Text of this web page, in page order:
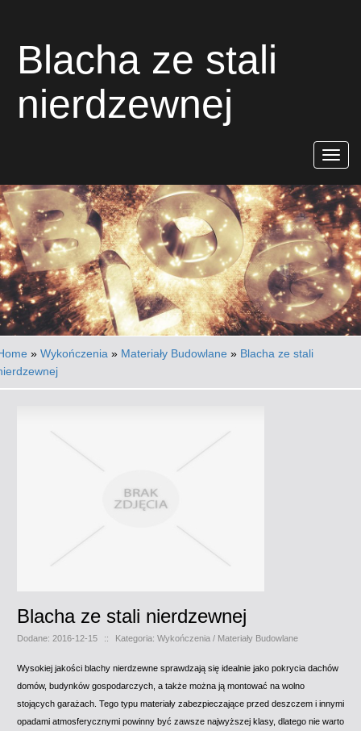
Blacha ze stali
nierdzewnej
Rozwiń
» Wykończenia » Materiały Budowlane » Blacha ze stali
Blacha ze stali nierdzewnej
Dodane: 2016-12-15 :: Kategoria: Wykończenia / Materiały Budowlane
Wysokiej jakości blachy nierdzewne sprawdzają się idealnie jako pokrycia dachów
domów, budynków gospodarczych, a także można ją montować na wolno
stojących garażach. Tego typu materiały zabezpieczające przed deszczem i innymi
opadami atmosferycznymi powinny być zawsze najwyższej klasy, dlatego nie warto